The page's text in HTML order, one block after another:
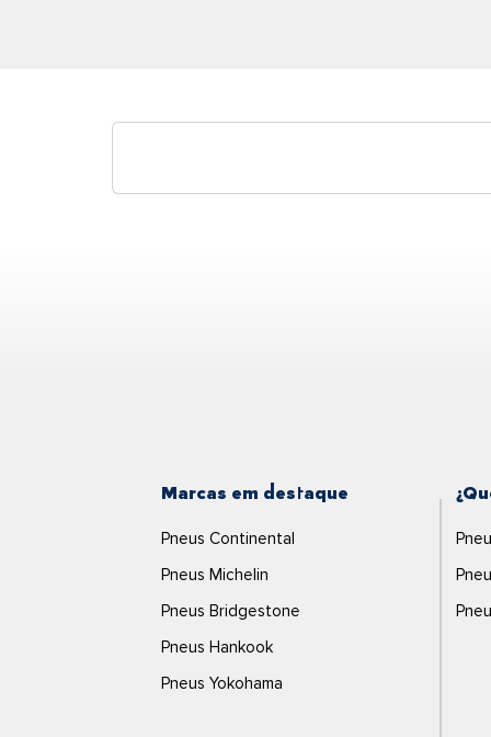
Marcas em destaque
Pneus Continental
Pneus Michelin
Pneus Bridgestone
Pneus Hankook
Pneus Yokohama